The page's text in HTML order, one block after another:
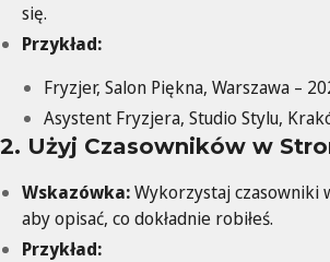
się.
Przykład:
Fryzjer, Salon Piękna, Warszawa –
Asystent Fryzjera, Studio Stylu,
2. Użyj Czasowników w
Wskazówka:Wykorzystaj czasowniki
aby opisać, co dokładnie robiłeś.
Przykład: